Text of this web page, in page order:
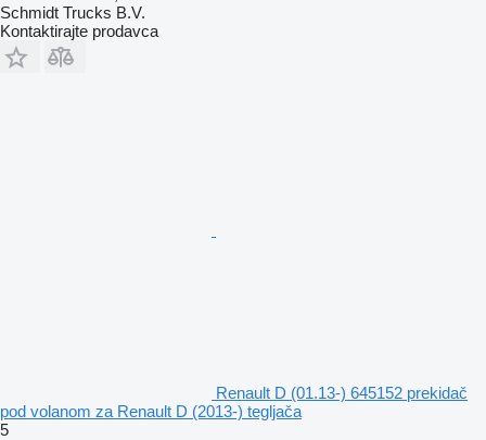
Schmidt Trucks B.V.
Kontaktirajte prodavca
Renault D (01.13-) 645152 prekidač
pod volanom za Renault D (2013-) tegljača
5